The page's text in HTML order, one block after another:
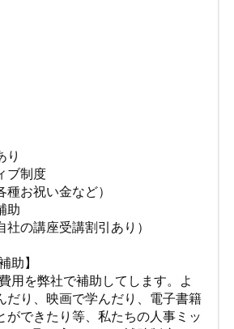
り
ブ制度
種お祝い金など）
助
社の講座受講割引あり）
助】
用を弊社で補助してします。よ
だり、映画で学んだり、電子書籍
ができたり等、私たちの人事ミッ